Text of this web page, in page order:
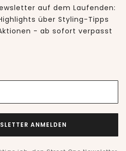
auf dem Laufenden:
über Styling-Tipps
- ab sofort verpasst
ANMELDEN